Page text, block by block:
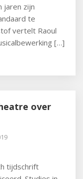
jaren zijn
te
vertelt Raoul
[…]
over
tijdschrift